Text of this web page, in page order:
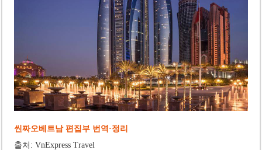
베트남 세무당국, 납세자 정보 공개 기준·절차 명확화
씬짜오베트남 편집부 번역·정리
출처: VnExpress Travel